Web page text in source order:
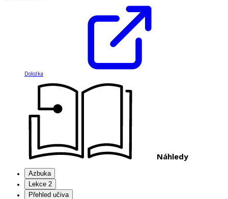
Doložka
Náhledy
Azbuka
Lekce 2
Přehled učiva